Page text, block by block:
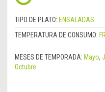
TIPO DE PLATO: ENSALADAS
TEMPERATURA DE CONSUMO:
MESES DE TEMPORADA: Mayo,
Octubre